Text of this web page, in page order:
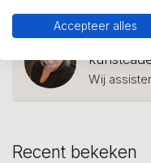
Wij
Recent bekeken
Accepteer alles